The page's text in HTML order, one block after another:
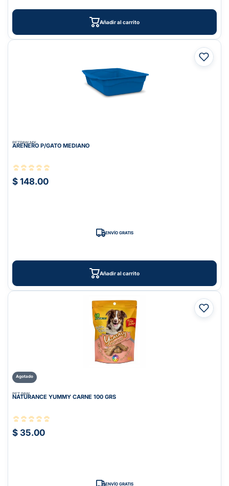
Añadir al carrito
PETPAW.MX
ARENERO P/GATO MEDIANO
$ 148.00
ENVÍO GRATIS
Añadir al carrito
Agotado
PET PAW
NATURANCE YUMMY CARNE 100 GRS
$ 35.00
ENVÍO GRATIS